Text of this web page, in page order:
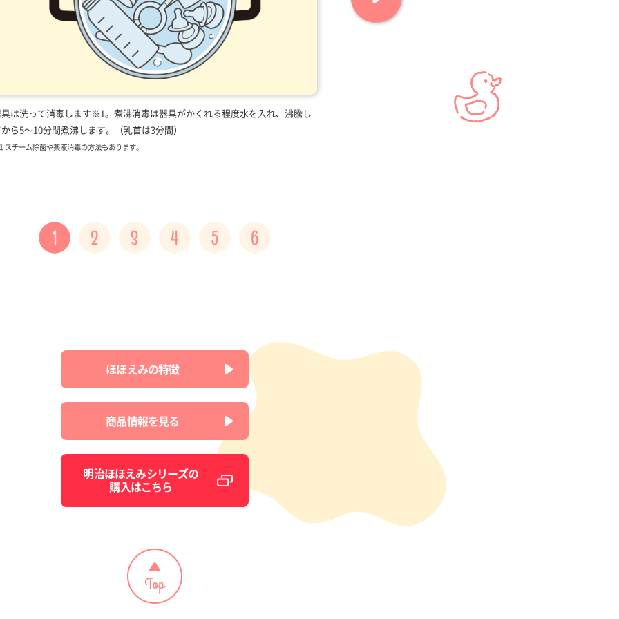
は洗って消毒します※1。煮沸消毒は器具がかくれる程度水を入れ、沸騰し
ら5～10分間煮沸します。（乳首は3分間）
スチーム除菌や薬液消毒の方法もあります。
スプーンにすくった粉ミルクのフタの折り曲げ部分で正確にスリキリ
ほほえみの特徴
商品情報を見る
明治ほほえみシリーズの
購入はこちら